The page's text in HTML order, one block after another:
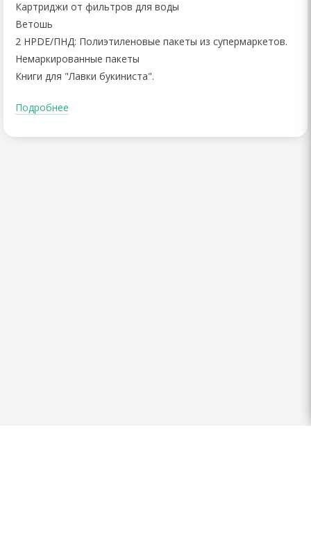
Картриджи от фильтров для воды
Ветошь
2 HPDЕ/ПНД: Полиэтиленовые пакеты из супермаркетов.
Немаркированные пакеты
Книги для "Лавки букиниста".
Подробнее